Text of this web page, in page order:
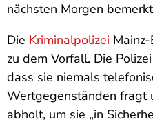
nächsten Morgen
Die Kriminalpolizei
zu dem Vorfall. Die
dass sie niemals
Wertgegenständen fragt
abholt, um sie „in